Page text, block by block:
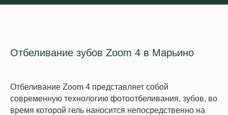
Отбеливание зубов Zoom 4 в Марьино
Отбеливание Zoom 4 представляет собой
современную технологию фотоотбеливания, зубов, во
время которой гель наносится непосредственно на